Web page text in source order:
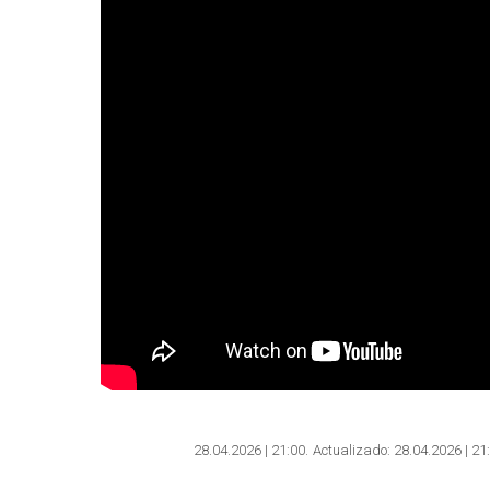
28.04.2026 | 21:00 Actualizado: 28.04.2026 |